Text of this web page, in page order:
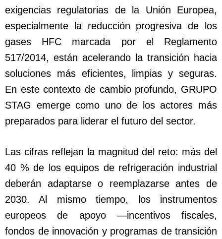
exigencias regulatorias de la Unión Europea,
especialmente la reducción progresiva de los
gases HFC marcada por el Reglamento
517/2014, están acelerando la transición hacia
soluciones más eficientes, limpias y seguras.
En este contexto de cambio profundo, GRUPO
STAG emerge como uno de los actores más
preparados para liderar el futuro del sector.
Las cifras reflejan la magnitud del reto: más del
40 % de los equipos de refrigeración industrial
deberán adaptarse o reemplazarse antes de
2030. Al mismo tiempo, los instrumentos
europeos de apoyo —incentivos fiscales,
fondos de innovación y programas de transición